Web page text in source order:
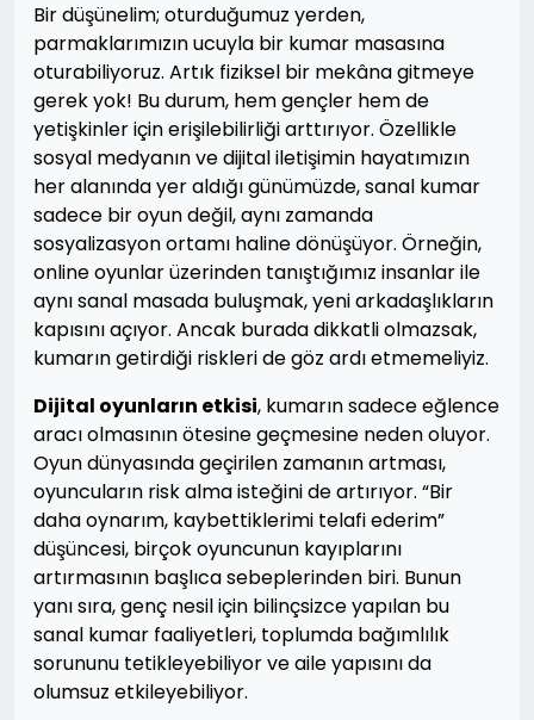
Bir düşünelim; oturduğumuz yerden,
parmaklarımızın ucuyla bir kumar masasına
oturabiliyoruz. Artık fiziksel bir mekâna gitmeye
gerek yok! Bu durum, hem gençler hem de
yetişkinler için erişilebilirliği arttırıyor. Özellikle
sosyal medyanın ve dijital iletişimin hayatımızın
her alanında yer aldığı günümüzde, sanal kumar
sadece bir oyun değil, aynı zamanda
sosyalizasyon ortamı haline dönüşüyor. Örneğin,
online oyunlar üzerinden tanıştığımız insanlar ile
aynı sanal masada buluşmak, yeni arkadaşlıkların
kapısını açıyor. Ancak burada dikkatli olmazsak,
kumarın getirdiği riskleri de göz ardı etmemeliyiz.
Dijital oyunların etkisi, kumarın sadece eğlence
aracı olmasının ötesine geçmesine neden oluyor.
Oyun dünyasında geçirilen zamanın artması,
oyuncuların risk alma isteğini de artırıyor. “Bir
daha oynarım, kaybettiklerimi telafi ederim”
düşüncesi, birçok oyuncunun kayıplarını
artırmasının başlıca sebeplerinden biri. Bunun
yanı sıra, genç nesil için bilinçsizce yapılan bu
sanal kumar faaliyetleri, toplumda bağımlılık
sorununu tetikleyebiliyor ve aile yapısını da
olumsuz etkileyebiliyor.